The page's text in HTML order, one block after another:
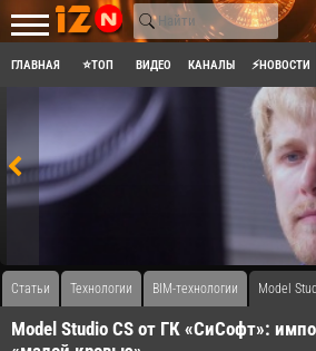
ГЛАВНАЯ ⭐ТОП ВИДЕО КАНАЛЫ ⚡НОВОСТИ
Статьи Технологии BIM-технологии Model
Model Studio CS от ГК «СиСофт»: